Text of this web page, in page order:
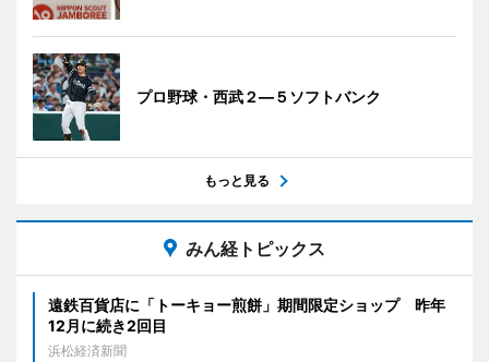
プロ野球・西武２―５ソフトバンク
もっと見る
みん経トピックス
遠鉄百貨店に「トーキョー煎餅」期間限定ショップ 昨年
12月に続き2回目
浜松経済新聞